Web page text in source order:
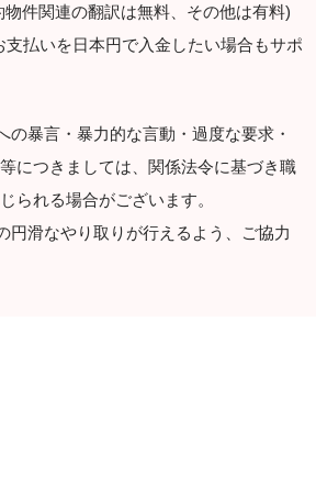
件関連の翻訳は無料、その他は有料)
支払いを日本円で入金したい場合もサポ
の暴言・暴力的な言動・過度な要求・
につきましては、関係法令に基づき職
られる場合がございます。
円滑なやり取りが行えるよう、ご協力